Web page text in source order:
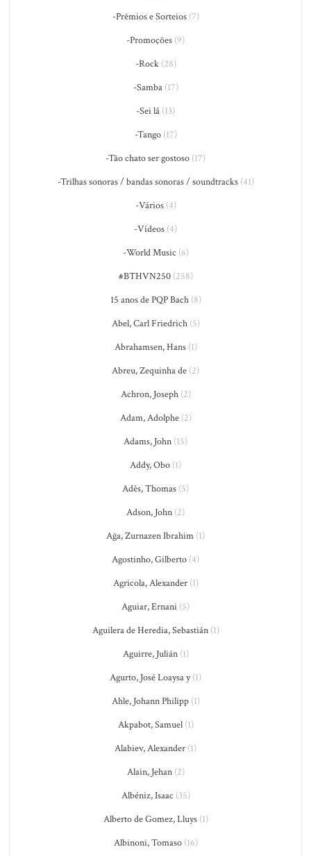
-Prêmios e Sorteios(7)
-Promoções (9)
-Rock(28)
-Samba(17)
-Sei lá (13)
-Tango(17)
-Tão chato ser gostoso (17)
-Trilhas sonoras / bandas sonoras / soundtracks(41)
-Vários(4)
-Vídeos (4)
-World Music (6)
#BTHVN250(258)
15 anos de PQP Bach(8)
Abel, Carl Friedrich(5)
Abrahamsen, Hans(1)
Abreu, Zequinha de (2)
Achron, Joseph(2)
Adam, Adolphe(2)
Adams, John (15)
Addy, Obo (1)
Adès, Thomas (5)
Adson, John (2)
Ağa, Zurnazen Ibrahim (1)
Agostinho, Gilberto (4)
Agricola, Alexander(1)
Aguiar, Ernani (5)
Aguilera de Heredia, Sebastián(1)
Aguirre, Julián(1)
Agurto, José Loaysa y(1)
Ahle, Johann Philipp(1)
Akpabot, Samuel(1)
Alabiev, Alexander (1)
Alain, Jehan(2)
Albéniz, Isaac (35)
Alberto de Gomez, Lluys(1)
Albinoni, Tomaso(16)